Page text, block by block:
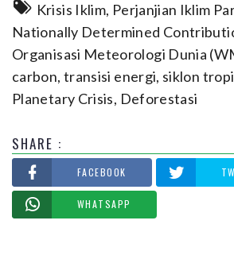
Krisis Iklim, Perjanjian Iklim
Nationally Determined
Organisasi Meteorologi Dunia
carbon, transisi energi, siklon
Planetary Crisis, Deforestasi
SHARE :
FACEBOOK
WHATSAPP